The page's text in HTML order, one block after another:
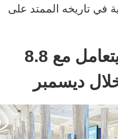
تاريخه الممتد على
«دبي الدولي» يتعامل مع 8.8
ديسمبر